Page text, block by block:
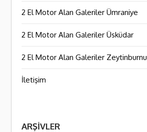
2 El Motor Alan Galeriler Ümraniye
2 El Motor Alan Galeriler Üsküdar
2 El Motor Alan Galeriler Zeytinburnu
İletişim
ARŞIVLER